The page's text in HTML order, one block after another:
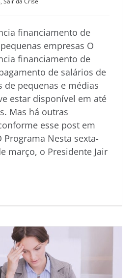
financiamento de
empresas O
financiamento de
de salários de
de pequenas e médias
estar disponível em até
Mas há outras
esse post em
Programa Nesta sexta-
março, o Presidente Jair